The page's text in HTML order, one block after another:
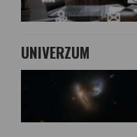
UNIVERZUM